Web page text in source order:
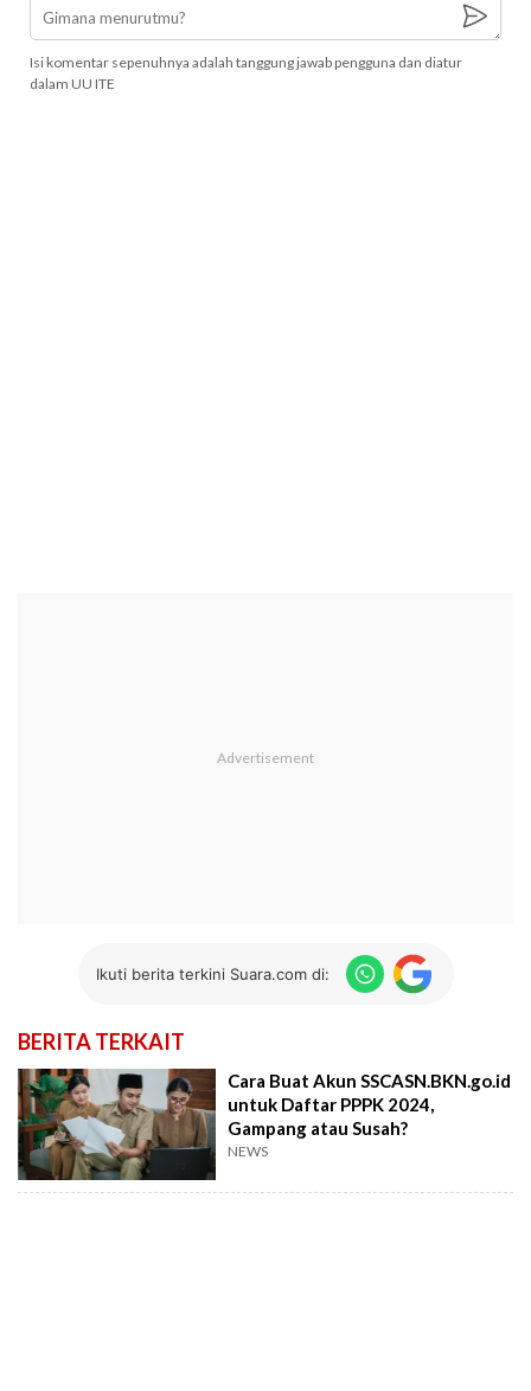
Isi komentar sepenuhnya adalah tanggung jawab pengguna dan diatur
dalam UU ITE
Ikuti berita terkini Suara.com di:
BERITA TERKAIT
Cara Buat Akun SSCASN.BKN.go.id
untuk Daftar PPPK 2024,
Gampang atau Susah?
NEWS